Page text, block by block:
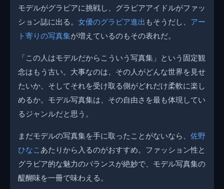
モデルがグラビアに挑戦し、グラビアアイドルがファッ
ション誌に出る。 女優のグラビア進出 もそうだし、 アー
ト寄りの写真集が増えているのもその表れだ。
「この人はモデルだからこういう写真集」という固定観
念はもう古い。大事なのは、その人がどんな世界を見せ
たいか、そしてそれを受け取る側がどれだけ柔軟に楽し
めるか。モデル写真集は、その自由さを最も体現してい
るジャンルだと思う。
まだモデルの写真集を手に取ったことがないなら、 佐野
ひなこ あたりから入るのがおすすめ。ファッション性と
グラビア的な魅力のバランスが絶妙で、モデル写真集の
醍醐味を一冊で味わえる。